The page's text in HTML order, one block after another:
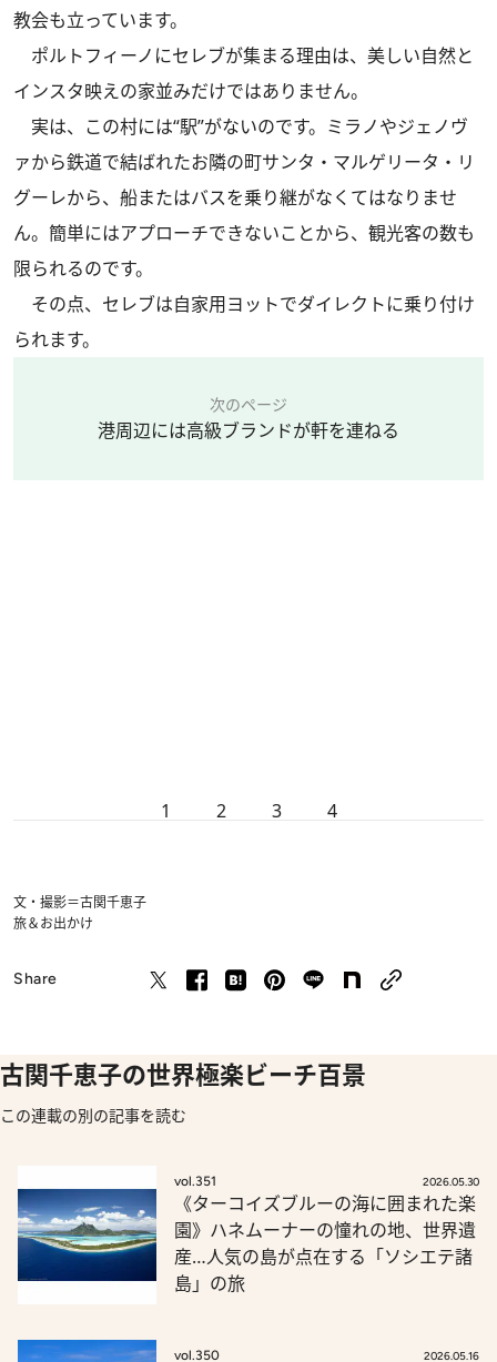
教会も立っています。
ポルトフィーノにセレブが集まる理由は、美しい自然と
インスタ映えの家並みだけではありません。
実は、この村には“駅”がないのです。ミラノやジェノヴ
ァから鉄道で結ばれたお隣の町サンタ・マルゲリータ・リ
グーレから、船またはバスを乗り継がなくてはなりませ
ん。簡単にはアプローチできないことから、観光客の数も
限られるのです。
その点、セレブは自家用ヨットでダイレクトに乗り付け
られます。
次のページ
港周辺には高級ブランドが軒を連ねる
1 2 3 4
文・撮影＝古関千恵子
旅＆お出かけ
Share
古関千恵子の世界極楽ビーチ百景
この連載の別の記事を読む
vol.351 2026.05.30
《ターコイズブルーの海に囲まれた楽
園》ハネムーナーの憧れの地、世界遺
産…人気の島が点在する「ソシエテ諸
島」の旅
vol.350 2026.05.16